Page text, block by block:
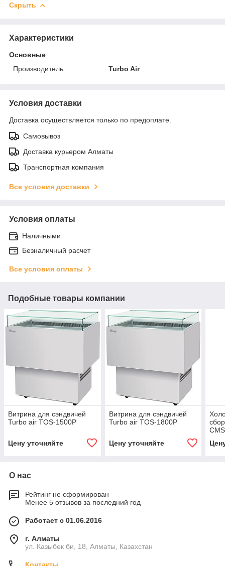
Скрыть
Характеристики
Основные
Производитель
Turbo Air
Условия доставки
Доставка осуществляется только по предоплате.
Самовывоз
Доставка курьером Алматы
Транспортная компания
Все условия доставки
Условия оплаты
Наличными
Безналичный расчет
Все условия оплаты
Подобные товары компании
Витрина для сэндвичей
Turbo air TOS-1500P
Цену уточняйте
Витрина для сэндвичей
Turbo air TOS-1800P
Цену уточняйте
О нас
Рейтинг не сформирован
Менее 5 отзывов за последний год
Работает с 01.06.2016
г. Алматы
ул. Казыбек би, 18, Алматы, Казахстан